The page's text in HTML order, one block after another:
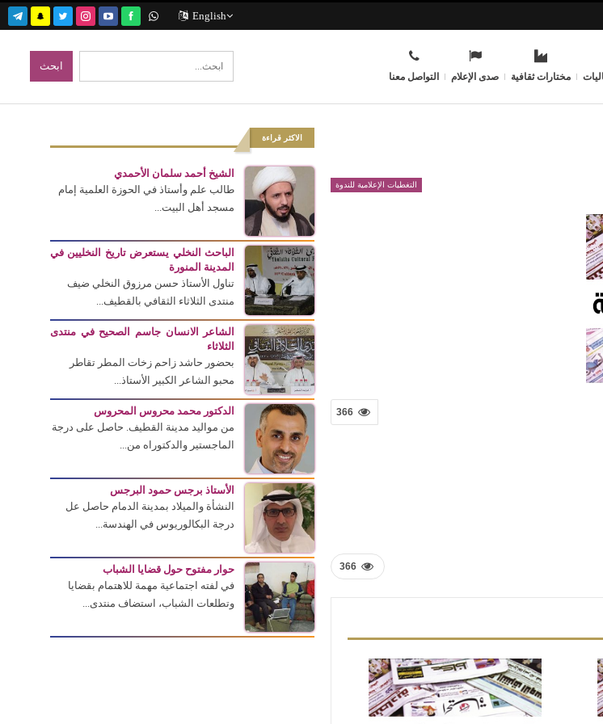
English
مختارات ثقافية صدى الإعلام التواصل معنا
التغطيات الإعلامية للندوة
366
366
الاكثر قراءة
الشيخ أحمد سلمان الأحمدي
طالب علم وأستاذ في الحوزة العلمية إمام
مسجد أهل البيت...
الباحث النخلي يستعرض تاريخ النخليين في
المدينة المنورة
تناول الأستاذ حسن مرزوق النخلي ضيف
منتدى الثلاثاء الثقافي بالقطيف...
الشاعر الانسان جاسم الصحيح في منتدى
الثلاثاء
بحضور حاشد زاحم زخات المطر تقاطر
محبو الشاعر الكبير الأستاذ...
الدكتور محمد محروس المحروس
من مواليد مدينة القطيف. حاصل على درجة
الماجستير والدكتوراه من...
الأستاذ برجس حمود البرجس
النشأة والميلاد بمدينة الدمام حاصل عل
درجة البكالوريوس في الهندسة...
حوار مفتوح حول قضايا الشباب
في لفته اجتماعية مهمة للاهتمام بقضايا
وتطلعات الشباب، استضاف منتدى...